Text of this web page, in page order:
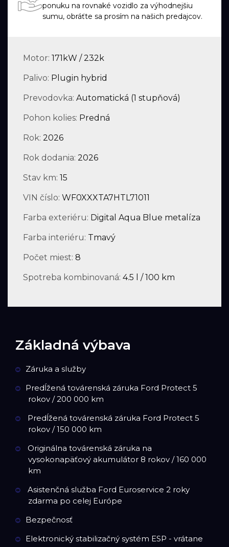
ponuku na rovnaké vozidlo za výhodnejšiu
sumu, obráťte sa prosím na našich predajcov.
Motor: 171kW / 232k
Palivo: Plugin hybrid
Prevodovka: Automatická (1 stupňová)
Pohon kolies: Predná
Rok: 2026
Rok dodania: 2026
Stav km: 15
VIN číslo: WF0XXXTA7HTL71011
Farba exteriéru: Digital Aqua Blue metalíza
Farba interiéru: Tmavý
Počet miest: 8
Spotreba kombinovaná: 4.5 l / 100 km
Základná výbava
Záruka a služby
Predĺžená továrenská záruka Ford Protect 5
rokov / 200 000 km
Predĺžená továrenská záruka Ford Protect 5
rokov / 150 000 km
Originálna továrenská záruka na
vysokonapäťový akumulátor 8 rokov / 160 000
km
Asistenčná služba Ford Euroservice 2 roky
zdarma po celej Európe
Bezpečnosť
Elektronický stabilizačný systém ESP - vrátane